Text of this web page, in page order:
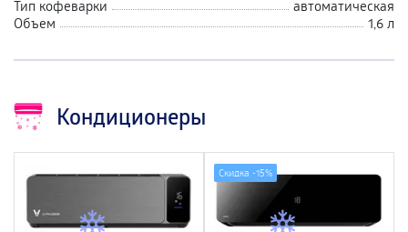
Тип кофеварки
автоматическая
Объем
1,6 л
Кондиционеры
Скидка -15%